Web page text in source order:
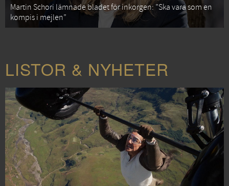
Martin Schori lämnade bladet för inkorgen: ”Ska vara som en
kompis i mejlen”
LISTOR & NYHETER